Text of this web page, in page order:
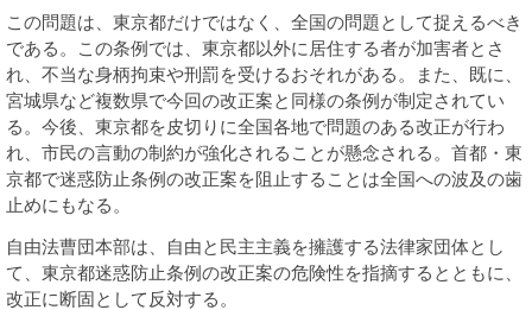
この問題は、東京都だけではなく、全国の問題として捉えるべき
である。この条例では、東京都以外に居住する者が加害者とさ
れ、不当な身柄拘束や刑罰を受けるおそれがある。また、既に、
宮城県など複数県で今回の改正案と同様の条例が制定されてい
る。今後、東京都を皮切りに全国各地で問題のある改正が行わ
れ、市民の言動の制約が強化されることが懸念される。首都・東
京都で迷惑防止条例の改正案を阻止することは全国への波及の歯
止めにもなる。
自由法曹団本部は、自由と民主主義を擁護する法律家団体とし
て、東京都迷惑防止条例の改正案の危険性を指摘するとともに、
改正に断固として反対する。